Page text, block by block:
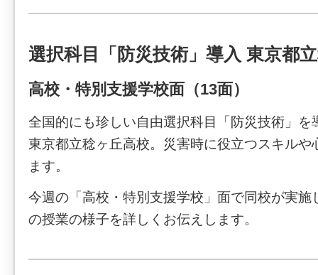
選択科目「防災技術」導入 東京都
高校・特別支援学校面（13面）
全国的にも珍しい自由選択科目「防災技術」を
東京都立稔ヶ丘高校。災害時に役立つスキルや
ます。
今週の「高校・特別支援学校」面で同校が実施
の授業の様子を詳しくお伝えします。